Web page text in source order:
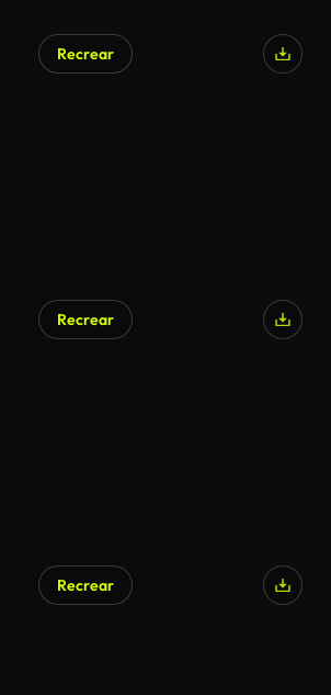
Recrear
Recrear
Recrear